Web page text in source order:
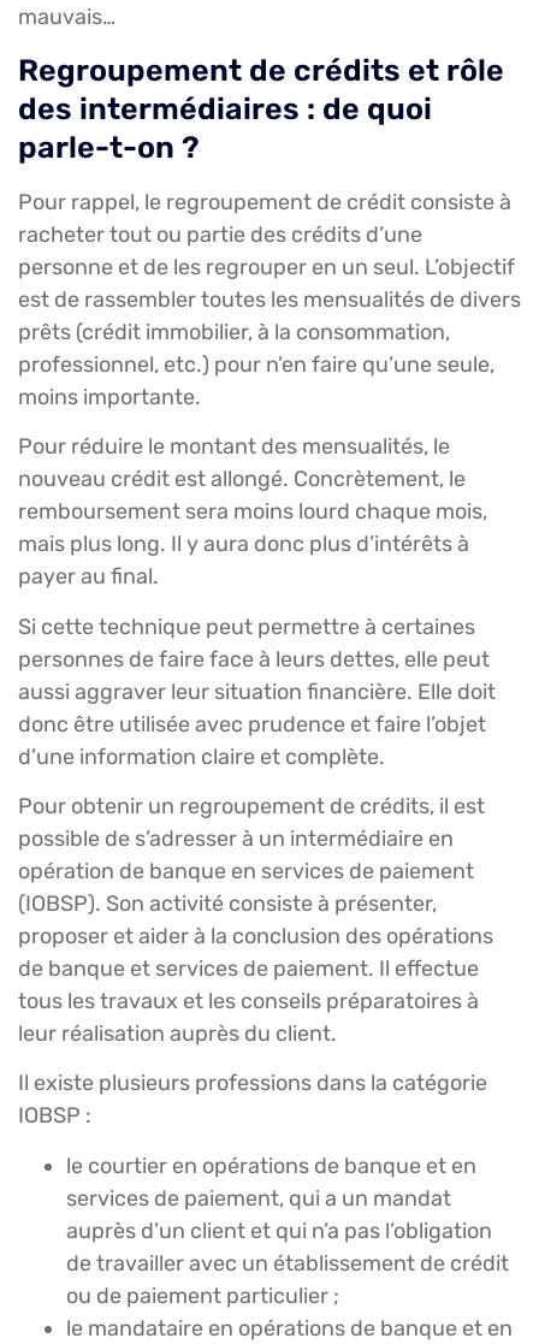
mauvais…
Regroupement de crédits et rôle
des intermédiaires : de quoi
parle-t-on ?
Pour rappel, le regroupement de crédit consiste à
racheter tout ou partie des crédits d’une
personne et de les regrouper en un seul. L’objectif
est de rassembler toutes les mensualités de divers
prêts (crédit immobilier, à la consommation,
professionnel, etc.) pour n’en faire qu’une seule,
moins importante.
Pour réduire le montant des mensualités, le
nouveau crédit est allongé. Concrètement, le
remboursement sera moins lourd chaque mois,
mais plus long. Il y aura donc plus d’intérêts à
payer au final.
Si cette technique peut permettre à certaines
personnes de faire face à leurs dettes, elle peut
aussi aggraver leur situation financière. Elle doit
donc être utilisée avec prudence et faire l’objet
d’une information claire et complète.
Pour obtenir un regroupement de crédits, il est
possible de s’adresser à un intermédiaire en
opération de banque en services de paiement
(IOBSP). Son activité consiste à présenter,
proposer et aider à la conclusion des opérations
de banque et services de paiement. Il effectue
tous les travaux et les conseils préparatoires à
leur réalisation auprès du client.
Il existe plusieurs professions dans la catégorie
IOBSP :
le courtier en opérations de banque et en
services de paiement, qui a un mandat
auprès d’un client et qui n’a pas l’obligation
de travailler avec un établissement de crédit
ou de paiement particulier ;
le mandataire en opérations de banque et en